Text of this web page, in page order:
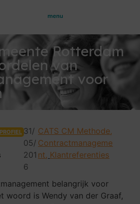
Rotterdam
van
voor
PROFIEL 31/
05/
201
6
CATS CM Methode,
Contractmanageme
nt, Klantreferenties
belangrijk voor
woord is Wendy van der Graaf,